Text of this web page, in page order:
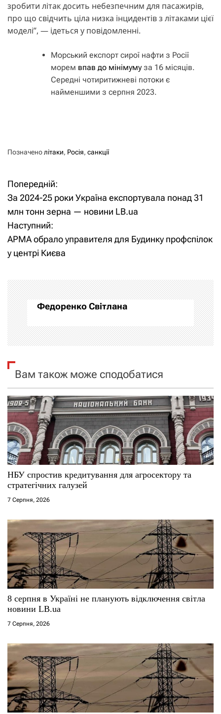
зробити літак досить небезпечним для пасажирів,
про що свідчить ціла низка інцидентів з літаками цієї
моделі”, — ідеться у повідомленні.
Морський експорт сирої нафти з Росії
морем впав до мінімумуза 16 місяців.
Середні чотиритижневі потоки є
найменшими з серпня 2023.
Позначенолітаки, Росія, санкції
Н
а
в
і
а
ц
і
а
п
и
с
і
в
Попередній:
За 2024-25 роки Україна експортувала понад 31
млн тонн зерна — новини LB.ua
Наступний:
АРМА обрало управителя для Будинку профспілок
у центрі Києва
Федоренко Світлана
Вам також може сподобатися
НБУ спростив кредитування для агросектору та
стратегічних галузей
7 Серпня, 2026
8 серпня в Україні не планують відключення світла
новини LB.ua
7 Серпня, 2026